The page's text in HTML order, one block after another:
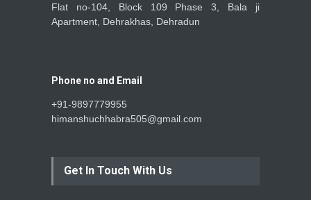
Flat no-104, Block 109 Phase 3, Bala ji
Apartment, Dehrakhas, Dehradun
Phone no and Email
+91-9897779955
himanshuchhabra505@gmail.com
Get In Touch With Us